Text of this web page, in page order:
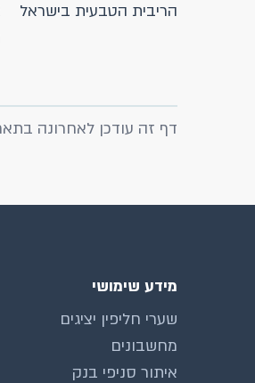
הריבית הטבעית בישראל
דף זה עודכן לאחרונה בתאריך: 09/08/
מידע שימושי
שערי חליפין יציגים
מחשבונים
איתור סניפי בנק